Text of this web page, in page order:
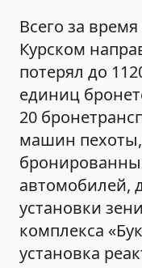
Всего за
Курском
потерял до
единиц
20
машин
автомобилей,
установки
комплекса
установка